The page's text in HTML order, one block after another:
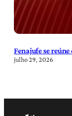
Fenajufe se
julho 29, 2026